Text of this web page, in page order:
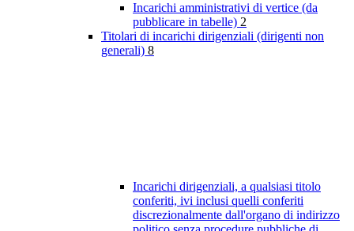
Incarichi amministrativi di vertice (da
pubblicare in tabelle) 2
Titolari di incarichi dirigenziali (dirigenti non
generali) 8
Incarichi dirigenziali, a qualsiasi titolo
conferiti, ivi inclusi quelli conferiti
discrezionalmente dall'organo di indirizzo